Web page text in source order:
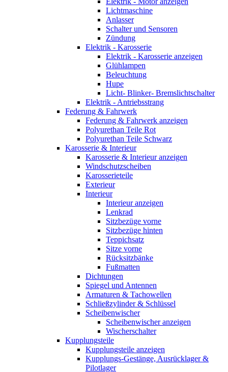
Lichtmaschine
Anlasser
Schalter und Sensoren
Zündung
Elektrik - Karosserie
Elektrik - Karosserie anzeigen
Glühlampen
Beleuchtung
Hupe
Licht- Blinker- Bremslichtschalter
Elektrik - Antriebsstrang
Federung & Fahrwerk
Federung & Fahrwerk anzeigen
Polyurethan Teile Rot
Polyurethan Teile Schwarz
Karosserie & Interieur
Karosserie & Interieur anzeigen
Windschutzscheiben
Karosserieteile
Exterieur
Interieur
Interieur anzeigen
Lenkrad
Sitzbezüge vorne
Sitzbezüge hinten
Teppichsatz
Sitze vorne
Rücksitzbänke
Fußmatten
Dichtungen
Spiegel und Antennen
Armaturen & Tachowellen
Schließzylinder & Schlüssel
Scheibenwischer
Scheibenwischer anzeigen
Wischerschalter
Kupplungsteile
Kupplungsteile anzeigen
Kupplungs-Gestänge, Ausrücklager &
Pilotlager